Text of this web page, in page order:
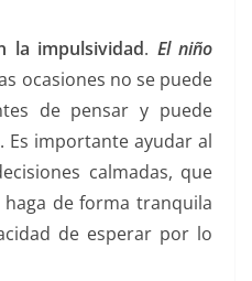
la impulsividad. El niño
ocasiones no se puede
de pensar y puede
Es importante ayudar al
calmadas, que
de forma tranquila
de esperar por lo